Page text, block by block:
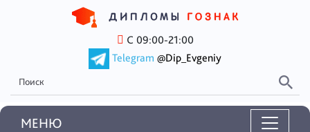
С 09:00-21:00
Telegram @Dip_Evgeniy
MEНЮ